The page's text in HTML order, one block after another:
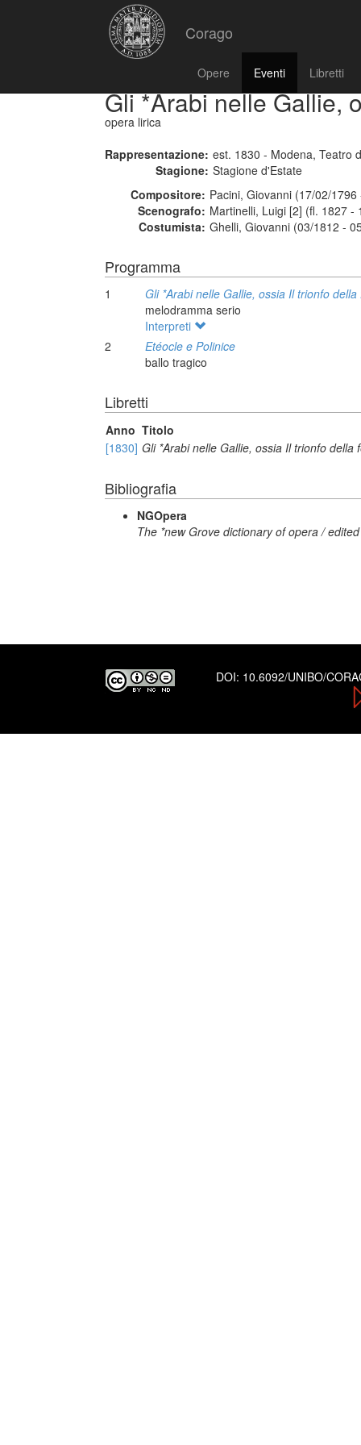
Corago
Opere Eventi Libretti
Gli *Arabi nelle Gallie,
opera lirica
Rappresentazione: est. 1830 - Modena, Teatro
Stagione: Stagione d'Estate
Compositore: Pacini, Giovanni (17/02/
Scenografo: Martinelli, Luigi [2] (fl. 1827 -
Costumista: Ghelli, Giovanni (03/1812 -
Programma
1
Gli *Arabi nelle Gallie, ossia Il trionfo della
melodramma serio
Interpreti
2
Etéocle e Polinice
ballo tragico
Libretti
Anno Titolo
[1830] Gli *Arabi nelle Gallie, ossia Il trionfo della
Bibliografia
NGOpera
The *new Grove dictionary of opera /
DOI: 10.6092/UNIBO/